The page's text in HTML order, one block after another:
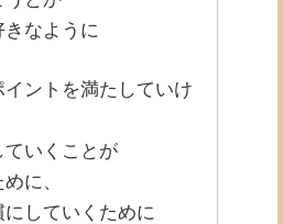
なように
ントを満たしていけ
いくことが
に、
していくために